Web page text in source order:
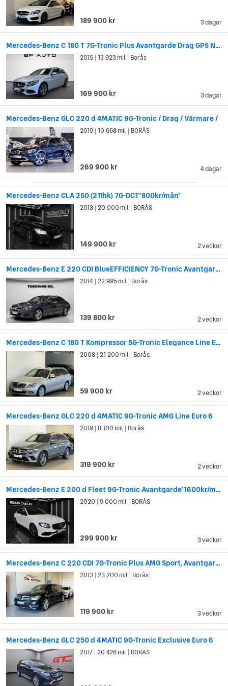
och Daimler uppfann även en kylardesign som används på
bilar än idag. DMGs Mercedes var den första bilen i modernt
utförande, med nedsänkt kaross placerad mellan hjulen,
motorn i fronten och bakhjulsdrift.
Mercedes var också först med säkerhetsinnovationer som
säkerhetszonen i förar- och passagerarsätet som skapas av
att fronten och bakdelen på bilen knycklas ihop vid kollision
(1951). Till den listan kan man också lägga till krockkuddar
med automatiskt utlösning och säkerhetsbälte som späns åt
vid plötsliga ryck (1981).
3 dagar
189 900 kr
Mercedes-Benz C 180 T 7G-Tronic Plus Avantgarde Drag GPS Nyservad
3 dagar
2015 13 923 mil Borås
169 900 kr
Mercedes-Benz GLC 220 d 4MATIC 9G-Tronic / Drag / Värmare /
4 dagar
2019 10 668 mil BORÅS
269 900 kr
Mercedes-Benz CLA 250 (211hk) 7G-DCT*800kr/mån*
2 veckor
2013 20 000 mil BORÅS
149 900 kr
Mercedes-Benz E 220 CDI BlueEFFICIENCY 7G-Tronic Avantgarde
2 veckor
2014 22 995 mil Borås
139 800 kr
Mercedes-Benz C 180 T Kompressor 5G-Tronic Elegance Line Euro 5
2 veckor
2008 21 200 mil Borås
59 900 kr
Mercedes-Benz GLC 220 d 4MATIC 9G-Tronic AMG Line Euro 6
2 veckor
2019 8 100 mil Borås
319 900 kr
Mercedes-Benz E 200 d Fleet 9G-Tronic Avantgarde*1600kr/mån*widescreen
3 veckor
2020 9 000 mil BORÅS
299 900 kr
Mercedes-Benz C 220 CDI 7G-Tronic Plus AMG Sport, Avantgarde Euro 5
3 veckor
2013 23 200 mil Borås
119 900 kr
Mercedes-Benz GLC 250 d 4MATIC 9G-Tronic Exclusive Euro 6
2017 20 426 mil BORÅS